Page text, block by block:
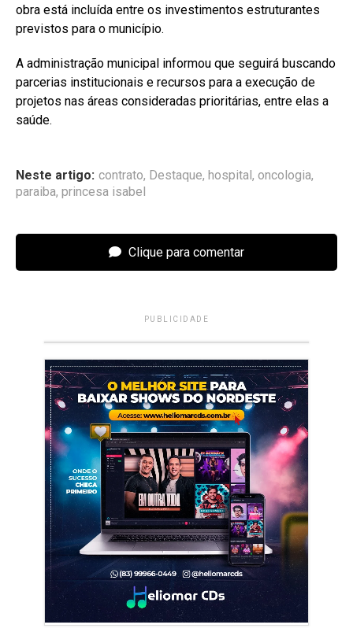
obra está incluída entre os investimentos estruturantes
previstos para o município.
A administração municipal informou que seguirá buscando
parcerias institucionais e recursos para a execução de
projetos nas áreas consideradas prioritárias, entre elas a
saúde.
Neste artigo: contrato, Destaque, hospital, oncologia,
paraiba, princesa isabel
Clique para comentar
PUBLICIDADE